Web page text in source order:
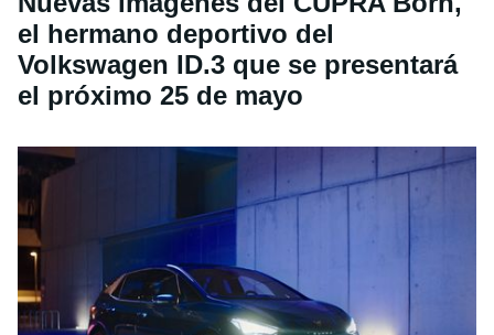
el hermano deportivo del
Volkswagen ID.3 que se presentará
el próximo 25 de mayo